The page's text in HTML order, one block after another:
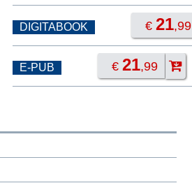
DIGITABOOK €21,99
E-PUB €21,99